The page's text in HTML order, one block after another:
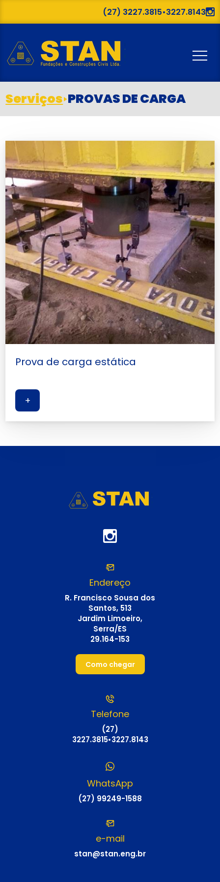
(27) 3227.3815•3227.8143
Serviços PROVAS DE CARGA
Prova de carga estática
+
Endereço
R. Francisco Sousa dos
Santos, 513
Jardim Limoeiro,
Serra/ES
29.164-153
Como chegar
Telefone
(27)
3227.3815•3227.8143
WhatsApp
(27) 99249-1588
e-mail
stan@stan.eng.br